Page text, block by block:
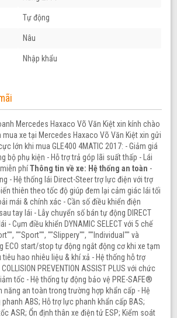
Tự động
Nâu
Nhập khẩu
Mercedes Haxaco Võ Văn Kiệt xin kính chào
mua xe tại Mercedes Haxaco Võ Văn Kiệt xin gửi
lớn khi mua GLE400 4MATIC 2017: - Giảm giá
bộ phụ kiện - Hỗ trợ trả góp lãi suất thấp - Lái
phíThông tin về xe: Hệ thống an toàn -
- Hệ thống lái Direct-Steer trợ lực điện với trợ
thiên theo tốc độ giúp đem lại cảm giác lái tối
mái & chính xác - Cần số điều khiển điện
tay lái - Lẫy chuyển số bán tự động DIRECT
- Cụm điều khiển DYNAMIC SELECT với 5 chế
""Sport"", ""Slippery"", ""Individual"" và
ECO start/stop tự động ngắt động cơ khi xe tạm
hao nhiêu liệu & khí xả - Hệ thống hỗ trợ
PREVENTION ASSIST PLUS với chức
tốc - Hệ thống tự động bảo vệ PRE-SAFE®
năng an toàn trong trường hợp khẩn cấp - Hệ
ABS; Hỗ trợ lực phanh khẩn cấp BAS;
ASR; Ổn định thân xe điện tử ESP; Kiểm soát